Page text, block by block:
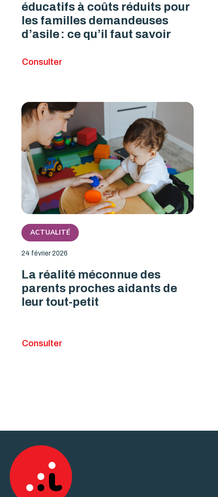
éducatifs à coûts réduits pour
les familles demandeuses
d’asile : ce qu’il faut savoir
Consulter
ACTUALITÉ
24 février 2026
La réalité méconnue des
parents proches aidants de
leur tout-petit
Consulter